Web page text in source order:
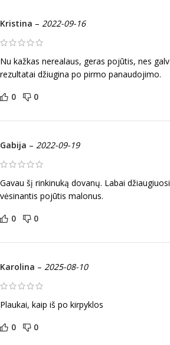
Kristina – 2022-09-16
Nu kažkas nerealaus, geras pojūtis, nes
rezultatai džiugina po pirmo panaudojimo.
0 0
Gabija – 2022-09-19
Gavau šį rinkinuką dovanų. Labai
vėsinantis pojūtis malonus.
0 0
Karolina – 2025-08-10
Plaukai, kaip iš po kirpyklos
0 0